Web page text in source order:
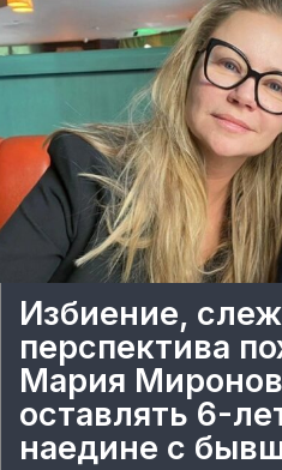
Избиение,
перспектива
Мария
оставлять 6-
наедине с